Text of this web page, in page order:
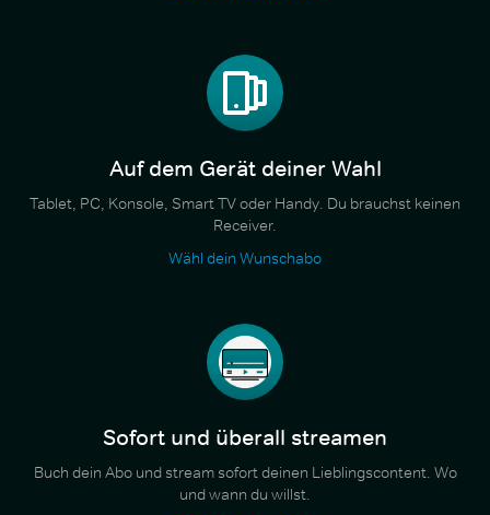
Auf dem Gerät deiner Wahl
Tablet, PC, Konsole, Smart TV oder Handy. Du brauchst keinen
Receiver.
Wähl dein Wunschabo
Sofort und überall streamen
Buch dein Abo und stream sofort deinen Lieblingscontent. Wo
und wann du willst.